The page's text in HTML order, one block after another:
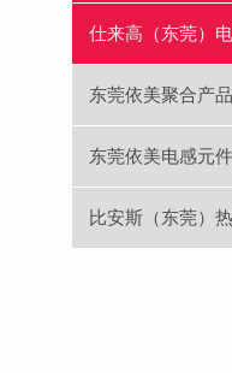
仕来高（东莞）
东莞依美聚合产
东莞依美电感元
比安斯（东莞）